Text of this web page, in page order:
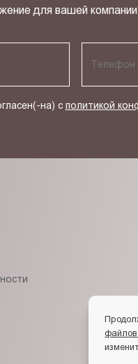
для вашей
на) с политикой